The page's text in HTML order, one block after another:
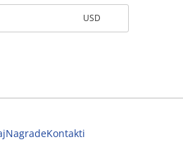
USD
NagradeKontakti